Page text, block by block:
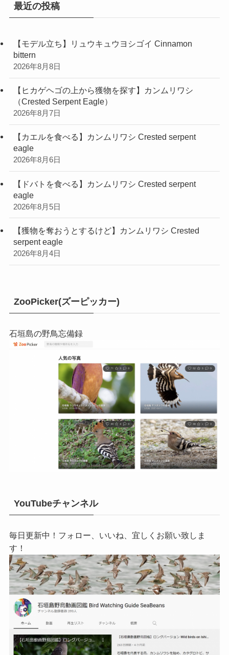
最近の投稿
【モデル立ち】リュウキュウヨシゴイ Cinnamon
bittern
2026年8月8日
【ヒカゲヘゴの上から獲物を探す】カンムリワシ
（Crested Serpent Eagle）
2026年8月7日
【カエルを食べる】カンムリワシ Crested serpent
eagle
2026年8月6日
【ドバトを食べる】カンムリワシ Crested serpent
eagle
2026年8月5日
【獲物を奪おうとするけど】カンムリワシ Crested
serpent eagle
2026年8月4日
ZooPicker(ズーピッカー)
石垣島の野鳥忘備録
YouTubeチャンネル
毎日更新中！フォロー、いいね、宜しくお願い致しま
す！